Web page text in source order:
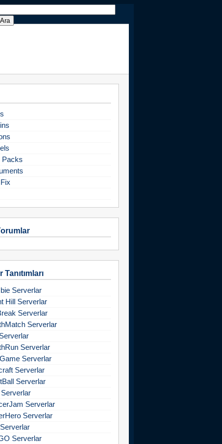
Packs
Tanıtımları
Serverlar
Hill Serverlar
Serverlar
Serverlar
Serverlar
Serverlar
Serverlar
Serverlar
Serverlar
Serverlar
Serverlar